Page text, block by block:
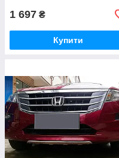
1 697 ₴
Купити